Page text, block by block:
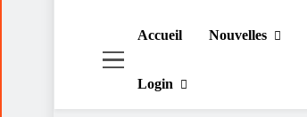
Accueil Nouvelles
Login